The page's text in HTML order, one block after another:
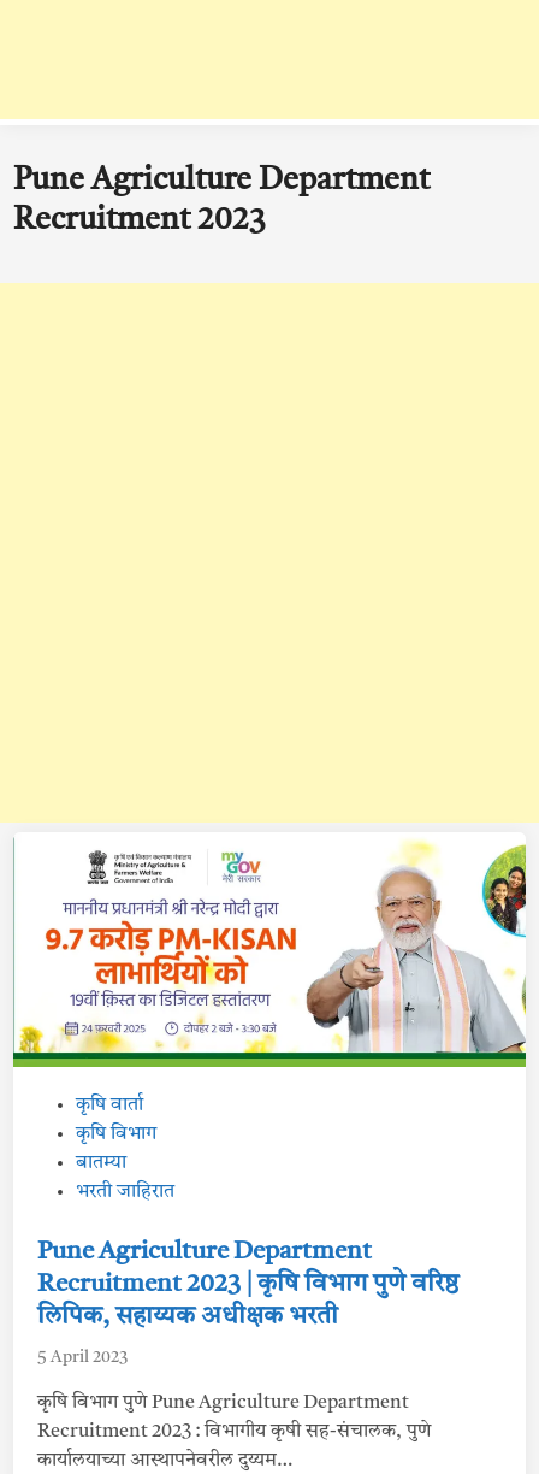
Pune Agriculture Department
Recruitment 2023
d
i
n
कृषि वार्ता
कृषि विभाग
बातम्या
भरती जाहिरात
Pune Agriculture Department
Recruitment 2023 | कृषि विभाग पुणे वरिष्ठ
लिपिक, सहाय्यक अधीक्षक भरती
5 April 2023
कृषि विभाग पुणे Pune Agriculture Department
Recruitment 2023 : विभागीय कृषी सह-संचालक, पुणे
कार्यालयाच्या आस्थापनेवरील दुय्यम…